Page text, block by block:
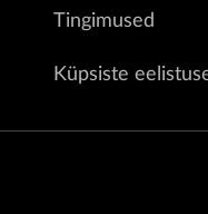
Tingimused
Küpsiste